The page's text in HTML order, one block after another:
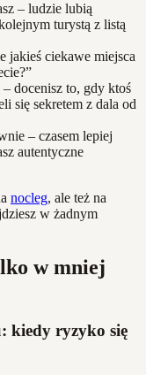
– ludzie lubią
turystą z listą
jakieś ciekawe miejsca
docenisz to, gdy ktoś
się sekretem z dala od
– czasem lepiej
autentyczne
nocleg, ale też na
w żadnym
w mniej
kiedy ryzyko się